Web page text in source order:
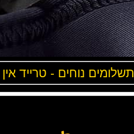
תשלומים נוחים - טרייד